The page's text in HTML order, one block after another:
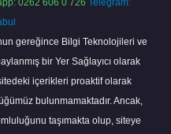
0262 606 0 726 Telegram:
gereğince Bilgi Teknolojileri ve
bir Yer Sağlayıcı olarak
içerikleri proaktif olarak
bulunmamaktadır. Ancak,
taşımakta olup, siteye